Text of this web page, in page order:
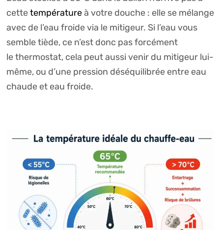
cettetempératureà votre douche: elle se mélange
avec de l’eau froide via le mitigeur. Si l’eau vous
semble tiède, ce n’est donc pas forcément
lethermostat, cela peut aussi venir du mitigeur lui-
même, ou d’une pression déséquilibrée entre eau
chaude et eau froide.